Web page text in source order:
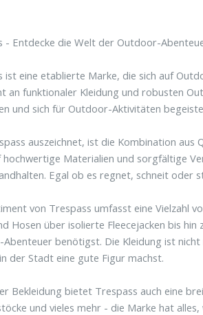
- Entdecke die Welt der Outdoor-
ist eine etablierte Marke, die sich auf
an funktionaler Kleidung und robusten
und sich für Outdoor-Aktivitäten
auszeichnet, ist die Kombination
Materialien und sorgfältige
Egal ob es regnet, schneit
von Trespass umfasst eine Vielzahl
Hosen über isolierte Fleecejacken bis
benötigst. Die Kleidung ist
der Stadt eine gute Figur machst.
Bekleidung bietet Trespass auch eine
und vieles mehr - die Marke hat